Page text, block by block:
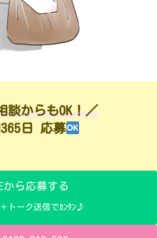
談からもOK！／
日 応募
から応募する
トーク送信でｶﾝﾀﾝ♪